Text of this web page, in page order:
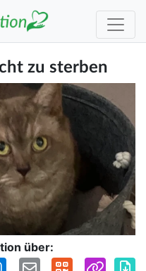
zu sterben
über: